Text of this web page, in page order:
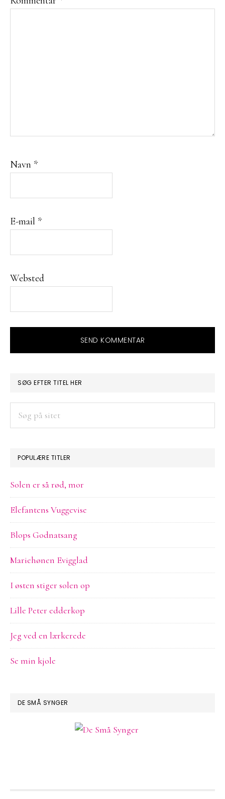
Navn *
E-mail *
Websted
PRIMÆR
SIDEBAR
SØG EFTER TITEL HER
POPULÆRE TITLER
Solen er så rød, mor
Elefantens Vuggevise
Blops Godnatsang
Mariehønen Evigglad
I østen stiger solen op
Lille Peter edderkop
Jeg ved en lærkerede
Se min kjole
DE SMÅ SYNGER